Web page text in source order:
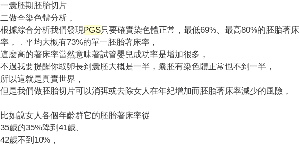
一囊胚期胚胎切片
二做全染色體分析，
根據綜合分析我們發現PGS只要確實染色體正常，最低69%、 最高80%的胚胎著床
率，，平均大概有73%的單一胚胎著床率，
這麼高的著床率當然意味著試管嬰兒成功率是增加很多，
不過我要提醒你取卵長到囊胚大概是一半， 囊胚有染色體正常也不到一半，
所以這就是真實世界，
但是我們做胚胎切片可以消弭或去除女人在年紀增加而胚胎著床率減少的風險，
比如說女人各個年齡群它的胚胎著床率從
35歲的35%降到41歲、
42歲不到10%，